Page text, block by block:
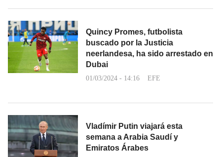
Quincy Promes, futbolista
buscado por la Justicia
neerlandesa, ha sido arrestado en
Dubai
01/03/2024 - 14:16 EFE
Vladímir Putin viajará esta
semana a Arabia Saudí y
Emiratos Árabes